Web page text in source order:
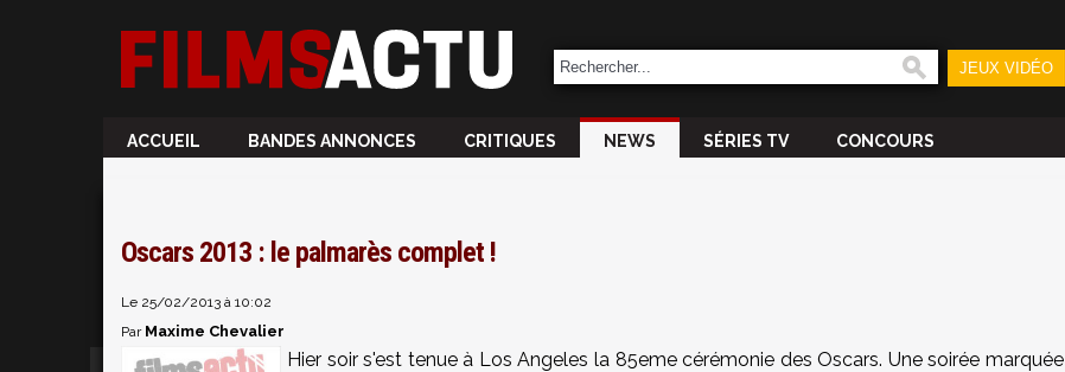
JEUX VIDÉO
ACCUEIL BANDES ANNONCES CRITIQUES NEWS SÉRIES TV CONCOURS
Oscars 2013 : le palmarès complet !
Le 25/02/2013 à 10:02
Par Maxime Chevalier
Hier soir s'est tenue à Los Angeles la 85eme cérémonie des Oscars. Une soirée marquée